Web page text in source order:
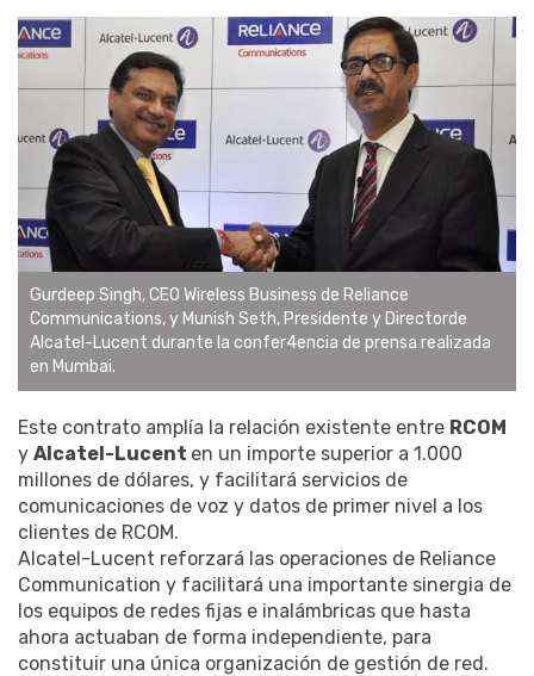
Gurdeep Singh, CEO Wireless Business de Reliance
Communications, y Munish Seth, Presidente y Directorde
Alcatel-Lucent durante la confer4encia de prensa realizada
en Mumbai.
Este contrato amplía la relación existente entre RCOM
y Alcatel-Lucent en un importe superior a 1.000
millones de dólares, y facilitará servicios de
comunicaciones de voz y datos de primer nivel a los
clientes de RCOM.
Alcatel-Lucent reforzará las operaciones de Reliance
Communication y facilitará una importante sinergia de
los equipos de redes fijas e inalámbricas que hasta
ahora actuaban de forma independiente, para
constituir una única organización de gestión de red.